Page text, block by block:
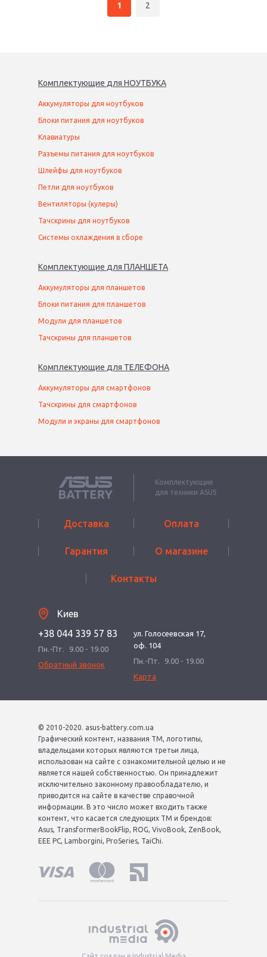
1 2
Комплектующие для НОУТБУКА
Аккумуляторы для ноутбуков
Блоки питания для ноутбуков
Клавиатуры
Разъемы питания для ноутбуков
Шлейфы для ноутбуков
Петли для ноутбуков
Вентиляторы (кулеры)
Тачскрины для ноутбуков
Системы охлаждения в сборе
Комплектующие для ПЛАНШЕТА
Аккумуляторы для планшетов
Блоки питания для планшетов
Модули для планшетов
Тачскрины для планшетов
Комплектующие для ТЕЛЕФОНА
Аккумуляторы для смартфонов
Тачскрины для смартфонов
Модули и экраны для смартфонов
Комплектующие
для техники ASUS
Доставка Оплата
Гарантия О магазине
Контакты
Киев
+38 044 339 57 83
Пн.-Пт.
9.00 - 19.00
Обратный звонок
ул. Голосеевская 17,
оф. 104
Пн.-Пт.
9.00 - 19.00
Карта
© 2010-2020. asus-battery.com.ua
Графический контент, названия ТМ, логотипы,
владельцами которых являются третьи лица,
использован на сайте с ознакомительной целью и не
является нашей собственностью. Он принадлежит
исключительно законному правообладателю, и
приводится на сайте в качестве справочной
информации. В это число может входить также
контент, что касается следующих ТМ и брендов:
Asus, TransformerBookFlip, ROG, VivoBook, ZenBook,
EEE PC, Lamborgini, ProSeries, TaiChi.